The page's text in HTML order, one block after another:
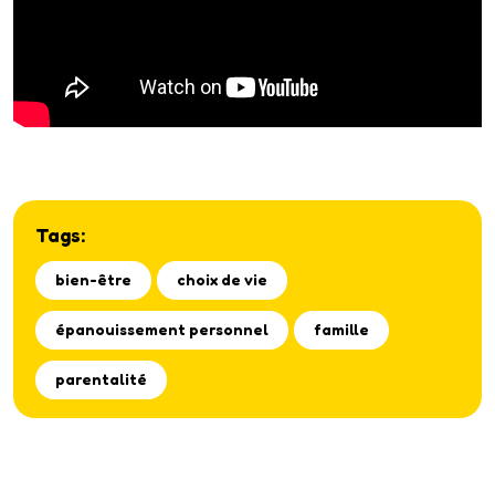
Tags:
bien-être choix de vie
épanouissement personnel famille
parentalité